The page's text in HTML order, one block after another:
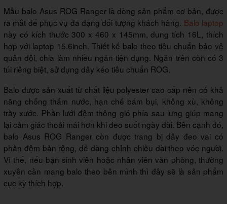
Mẫu balo Asus ROG Ranger là dòng sản phẩm cơ bản, được
ra mắt để phục vụ đa dạng đối tượng khách hàng. Balo laptop
này có kích thước 300 x 460 x 145mm, dung tích 16L, thích
hợp với laptop 15.6inch. Thiết kế balo theo tiêu chuẩn bảo vệ
quân đội, chia làm nhiều ngăn tiện dụng. Ngăn trên còn có 3
túi riêng biệt, sử dụng dây kéo tiêu chuẩn ROG.
Balo được sản xuất từ chất liệu polyester cao cấp nên có khả
năng chống thấm nước, hạn chế bám bụi, không xù, không
trầy xước. Phần lưới đệm thông gió phía sau lưng giúp mang
lại cảm giác thoải mái hơn khi đeo suốt ngày dài. Bên cạnh đó,
balo Asus ROG Ranger còn được trang bị dây đeo vai có
phần đệm bản rộng, dễ dàng chỉnh chiều dài theo vóc người.
Vì thế, nếu bạn sinh viên hoặc nhân viên văn phòng, thường
xuyên cần mang balo theo bên mình thì đây sẽ là sản phẩm
cực kỳ thích hợp.